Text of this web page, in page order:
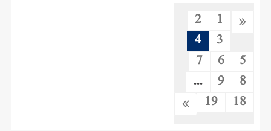
1
2
3
4
5
6
7
8
9
...
18
19